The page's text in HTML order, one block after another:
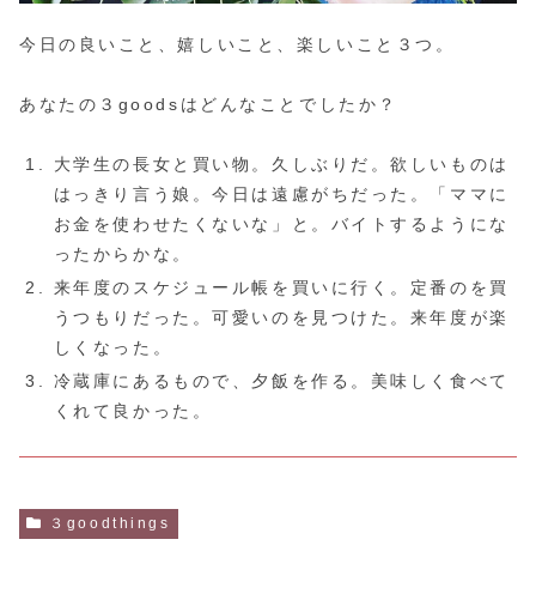
今日の良いこと、嬉しいこと、楽しいこと３つ。
あなたの３goodsはどんなことでしたか？
大学生の長女と買い物。久しぶりだ。欲しいものは
はっきり言う娘。今日は遠慮がちだった。「ママに
お金を使わせたくないな」と。バイトするようにな
ったからかな。
来年度のスケジュール帳を買いに行く。定番のを買
うつもりだった。可愛いのを見つけた。来年度が楽
しくなった。
冷蔵庫にあるもので、夕飯を作る。美味しく食べて
くれて良かった。
３goodthings